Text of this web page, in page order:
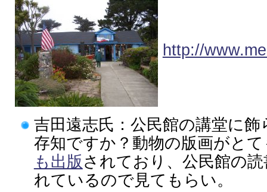
http://
吉田遠志氏：公民館の講堂に
存知ですか？動物の版画がと
も出版 されており、公民館の
れているので見てもらい。